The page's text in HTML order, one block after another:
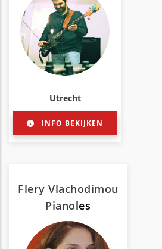
Utrecht
INFO BEKIJKEN
Flery Vlachodimou
Pianoles